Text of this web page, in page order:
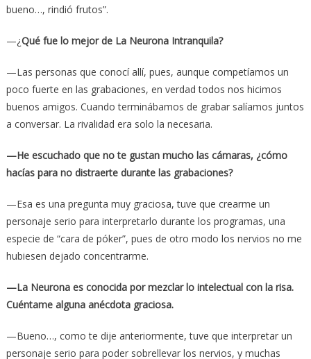
bueno…, rindió frutos”.
—¿Qué fue lo mejor de La Neurona Intranquila?
—Las personas que conocí allí, pues, aunque competíamos un
poco fuerte en las grabaciones, en verdad todos nos hicimos
buenos amigos. Cuando terminábamos de grabar salíamos juntos
a conversar. La rivalidad era solo la necesaria.
—He escuchado que no te gustan mucho las cámaras, ¿cómo
hacías para no distraerte durante las grabaciones?
—Esa es una pregunta muy graciosa, tuve que crearme un
personaje serio para interpretarlo durante los programas, una
especie de “cara de póker”, pues de otro modo los nervios no me
hubiesen dejado concentrarme.
—La Neurona es conocida por mezclar lo intelectual con la risa.
Cuéntame alguna anécdota graciosa.
—Bueno…, como te dije anteriormente, tuve que interpretar un
personaje serio para poder sobrellevar los nervios, y muchas